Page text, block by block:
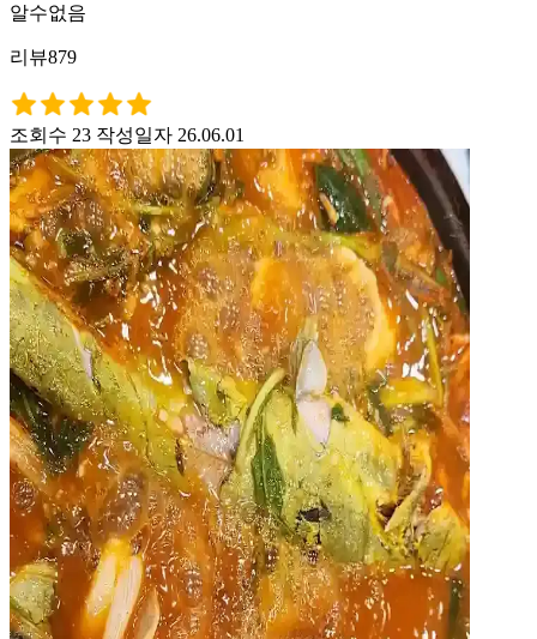
알수없음
리뷰879
조회수 23 작성일자 26.06.01